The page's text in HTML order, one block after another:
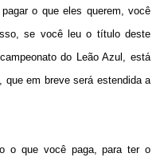
o que eles querem, você
se você leu o título deste
do Leão Azul, está
que em breve será estendida a
o que você paga, para ter o